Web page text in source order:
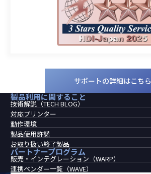
サポートの詳細はこちら
製品利用に関すること
技術解説（TECH BLOG）
対応プリンター
動作環境
製品使用許諾
お取り扱い終了製品
パートナープログラム
販売・インテグレーション（WARP）
連携ベンダー一覧（WAVE）